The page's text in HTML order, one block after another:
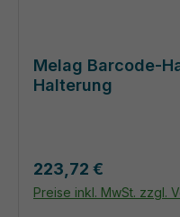
Melag Barcode-
Halterung
Regulärer Preis:
223,72 €
Preise inkl. MwSt. zzgl.